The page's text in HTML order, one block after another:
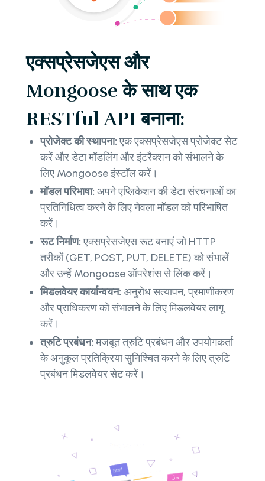
एक्सप्रेसजेएस और
Mongoose के साथ एक
RESTful API बनाना:
प्रोजेक्ट की स्थापना:एक एक्सप्रेसजेएस प्रोजेक्ट सेट
करें और डेटा मॉडलिंग और इंटरैक्शन को संभालने के
लिए Mongoose इंस्टॉल करें।
मॉडल परिभाषा: अपने एप्लिकेशन की डेटा संरचनाओं का
प्रतिनिधित्व करने के लिए नेवला मॉडल को परिभाषित
करें।
रूट निर्माण:एक्सप्रेसजेएस रूट बनाएं जो HTTP
तरीकों (GET, POST, PUT, DELETE) को संभालें
और उन्हें Mongoose ऑपरेशंस से लिंक करें।
मिडलवेयर कार्यान्वयन: अनुरोध सत्यापन, प्रमाणीकरण
और प्राधिकरण को संभालने के लिए मिडलवेयर लागू
करें।
त्रुटि प्रबंधन:मजबूत त्रुटि प्रबंधन और उपयोगकर्ता
के अनुकूल प्रतिक्रिया सुनिश्चित करने के लिए त्रुटि
प्रबंधन मिडलवेयर सेट करें।